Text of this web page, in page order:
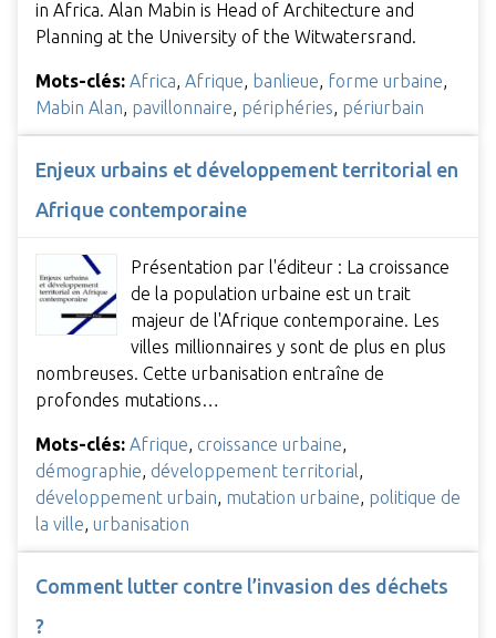
in Africa. Alan Mabin is Head of Architecture and
Planning at the University of the Witwatersrand.
Mots-clés: Africa, Afrique, banlieue, forme urbaine,
Mabin Alan, pavillonnaire, périphéries, périurbain
Enjeux urbains et développement territorial en
Afrique contemporaine
Présentation par l'éditeur : La croissance
de la population urbaine est un trait
majeur de l'Afrique contemporaine. Les
villes millionnaires y sont de plus en plus
nombreuses. Cette urbanisation entraîne de
profondes mutations…
Mots-clés: Afrique croissance urbaine
démographie développement territorial
développement urbain mutation urbaine politique de
la ville urbanisation
Comment lutter contre l’invasion des déchets
?